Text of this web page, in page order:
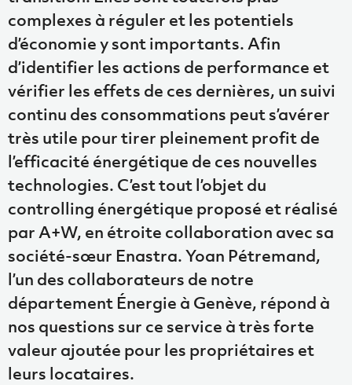
complexes à réguler et les potentiels
d’économie y sont importants. Afin
d’identifier les actions de performance et
vérifier les effets de ces dernières, un suivi
continu des consommations peut s’avérer
très utile pour tirer pleinement profit de
l’efficacité énergétique de ces nouvelles
technologies. C’est tout l’objet du
controlling énergétique proposé et réalisé
par A+W, en étroite collaboration avec sa
société-sœur Enastra. Yoan Pétremand,
l’un des collaborateurs de notre
département Énergie à Genève, répond à
nos questions sur ce service à très forte
valeur ajoutée pour les propriétaires et
leurs locataires.